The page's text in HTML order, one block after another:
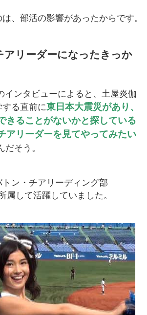
、部活の影響があったからです。
アリーダーになったきっか
インタビューによると、土屋炎伽
る直前に東日本大震災があり、
きることがないかと探している
アリーダーを見てやってみたい
だそう。
ン・チアリーディング部
属して活躍していました。